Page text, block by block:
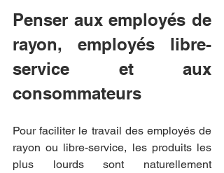
Penser aux employés de
rayon, employés libre-
service et aux
consommateurs
Pour faciliter le travail des employés de
rayon ou libre-service, les produits les
plus lourds sont naturellement